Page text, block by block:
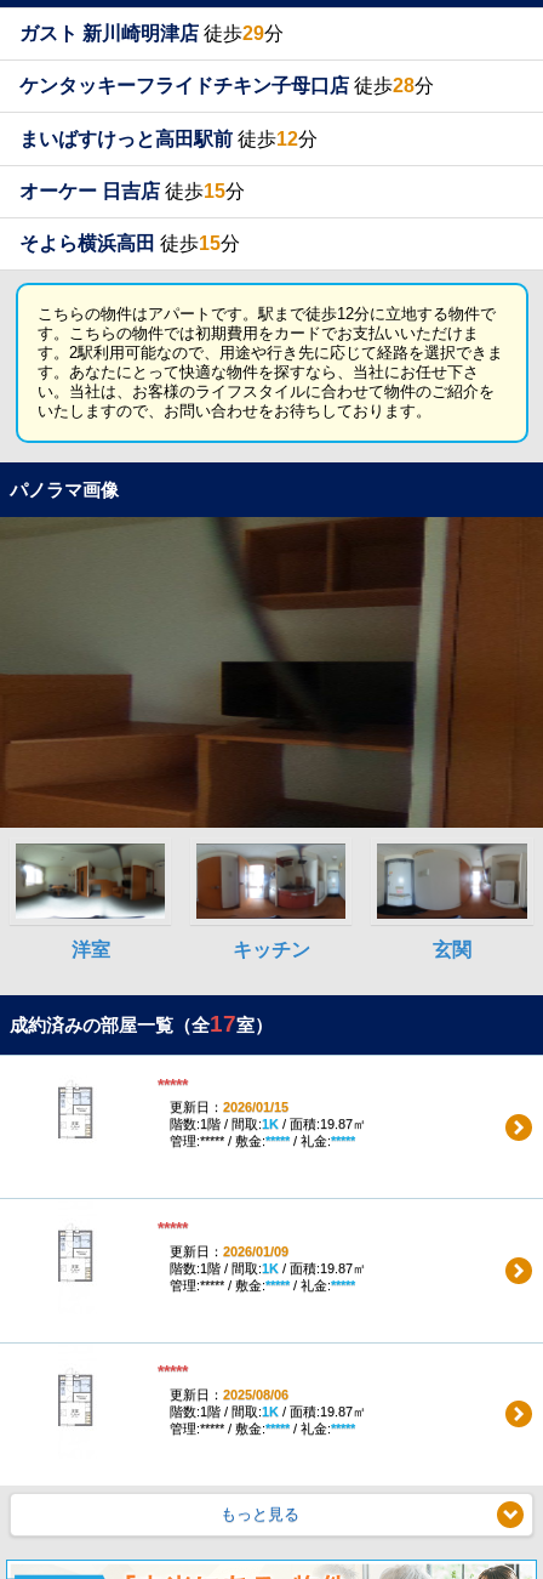
ガスト 新川崎明津店 徒歩29分
ケンタッキーフライドチキン子母口店 徒歩28分
まいばすけっと高田駅前 徒歩12分
オーケー 日吉店 徒歩15分
そよら横浜高田 徒歩15分
こちらの物件はアパートです。駅まで徒歩12分に立地する物件で
す。こちらの物件では初期費用をカードでお支払いいただけま
す。2駅利用可能なので、用途や行き先に応じて経路を選択できま
す。あなたにとって快適な物件を探すなら、当社にお任せ下さ
い。当社は、お客様のライフスタイルに合わせて物件のご紹介を
いたしますので、お問い合わせをお待ちしております。
パノラマ画像
成約済みの部屋一覧（全17室）
*****
更新日： 2026/01/15
階数:1階 / 間取:1K/ 面積:19.87㎡
管理:***** / 敷金:*****/ 礼金:*****
*****
更新日： 2026/01/09
階数:1階 / 間取:1K/ 面積:19.87㎡
管理:***** / 敷金:*****/ 礼金:*****
*****
更新日： 2025/08/06
階数:1階 / 間取:1K/ 面積:19.87㎡
管理:***** / 敷金:*****/ 礼金:*****
もっと見る